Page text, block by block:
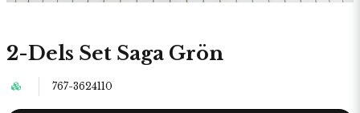
2-Dels Set Saga Grön
767-3624110